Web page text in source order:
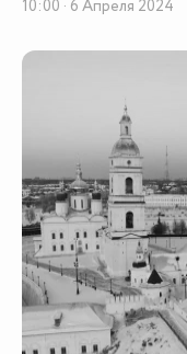
10:00 · 6 Апреля 2024